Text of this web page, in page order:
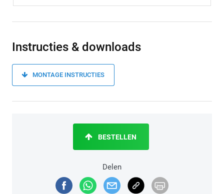
Instructies & downloads
MONTAGE INSTRUCTIES
Delen
BESTELLEN